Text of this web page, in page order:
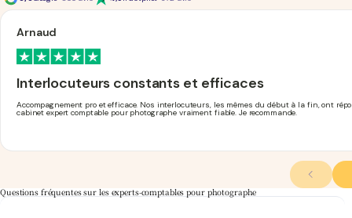
Arnaud
Interlocuteurs constants et efficaces
Accompagnement pro et efficace. Nos interlocuteurs, les mêmes du début à la fin, ont
cabinet expert comptable pour photographe vraiment fiable. Je recommande.
Questions fréquentes sur les experts-comptables pour photographe